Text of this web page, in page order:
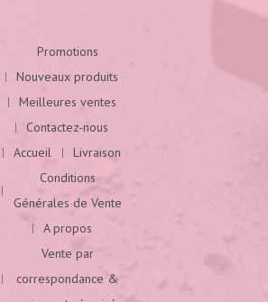
Promotions
Nouveaux produits
Meilleures ventes
Contactez-nous
Accueil
Livraison
Conditions
Générales de Vente
A propos
Vente par
correspondance &